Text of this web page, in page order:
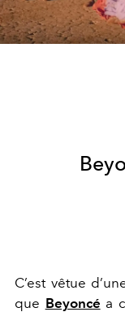
C’est vêtue
que Beyoncé a